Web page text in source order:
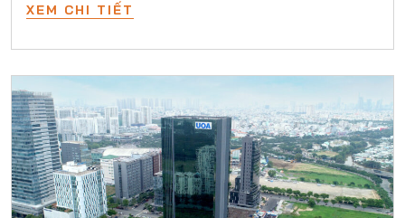
XEM CHI TIẾT